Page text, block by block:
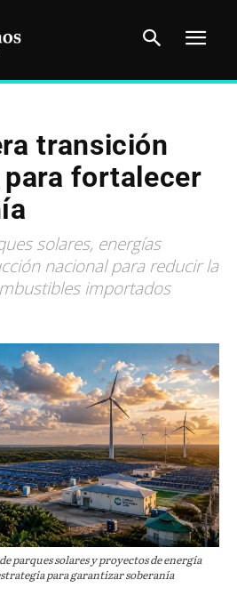
transición
fortalecer
solares, energías
nacional para reducir la
importados
parques solares y proyectos de energía
para garantizar soberanía